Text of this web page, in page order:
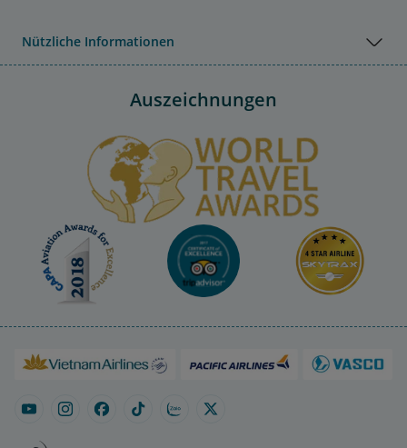
Nützliche Informationen
Auszeichnungen